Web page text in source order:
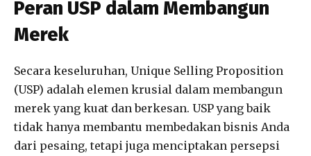
Peran USP dalam Membangun
Merek
Secara keseluruhan, Unique Selling Proposition
(USP) adalah elemen krusial dalam membangun
merek yang kuat dan berkesan. USP yang baik
tidak hanya membantu membedakan bisnis Anda
dari pesaing, tetapi juga menciptakan persepsi